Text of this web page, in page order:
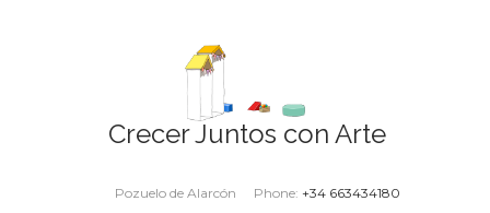
Crecer Juntos con Arte
Phone:+34 663434180
Pozuelo de Alarcón